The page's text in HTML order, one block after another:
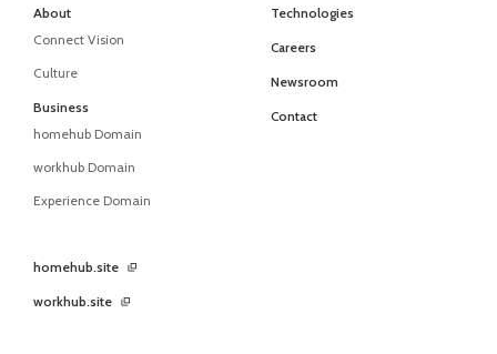
About
Connect Vision
Culture
Business
homehub Domain
workhub Domain
Experience Domain
Technologies
Careers
Newsroom
Contact
homehub.site
workhub.site